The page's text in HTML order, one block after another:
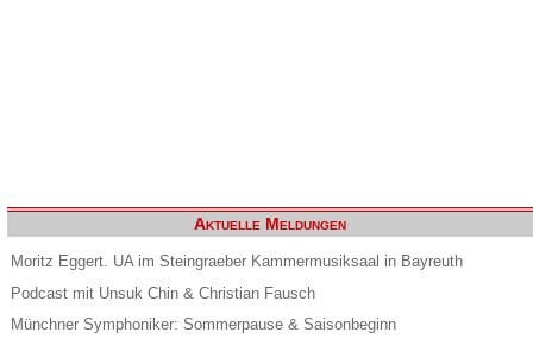
Aktuelle Meldungen
Moritz Eggert. UA im Steingraeber Kammermusiksaal in Bayreuth
Podcast mit Unsuk Chin & Christian Fausch
Münchner Symphoniker: Sommerpause & Saisonbeginn